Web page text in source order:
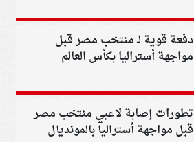
دفعة قوية لـ منتخب مصر قبل
مواجهة أستراليا بكأس العالم
تطورات إصابة لاعبي منتخب مصر
قبل مواجهة أستراليا بالمونديال